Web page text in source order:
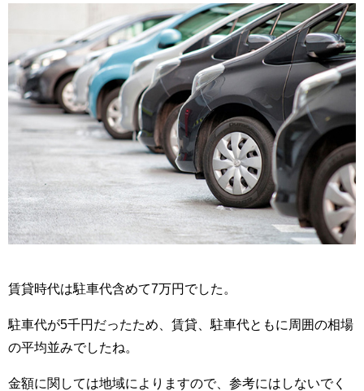
賃貸時代は駐車代含めて7万円でした。
駐車代が5千円だったため、賃貸、駐車代ともに周囲の相場
の平均並みでしたね。
金額に関しては地域によりますので、参考にはしないでく